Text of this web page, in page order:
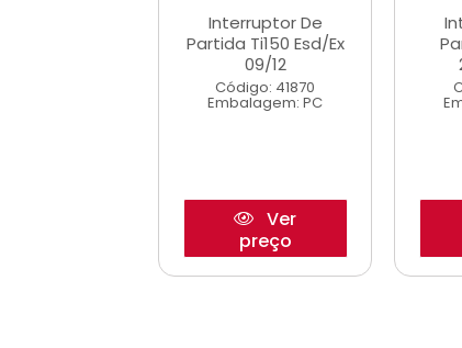
Interruptor De
Partida Ti150 Esd/Ex
09/12
Código: 41870
Embalagem: PC
Ver
preço